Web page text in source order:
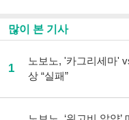
많이 본 기사
1
노보노, '카그리세마'
상 “실패”